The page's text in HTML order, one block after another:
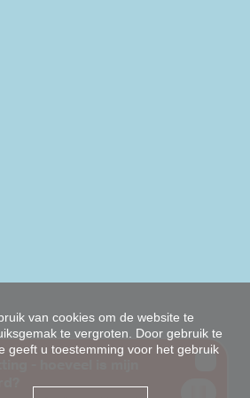
van cookies om de website te
te vergroten. Door gebruik te
geeft u toestemming voor het gebruik